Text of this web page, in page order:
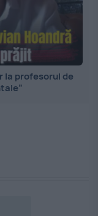
la profesorul de